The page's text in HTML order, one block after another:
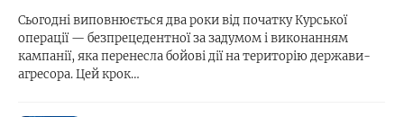
Сьогодні виповнюється два роки від початку Курської
операції — безпрецедентної за задумом і виконанням
кампанії, яка перенесла бойові дії на територію держави-
агресора. Цей крок…